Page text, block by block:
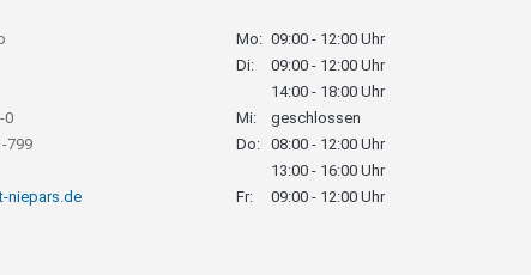
0
799
niepars.de
Mo: 09:00 - 12:00 Uhr
Di:
09:00 - 12:00 Uhr
14:00 - 18:00 Uhr
Mi:
geschlossen
Do: 08:00 - 12:00 Uhr
13:00 - 16:00 Uhr
Fr:
09:00 - 12:00 Uhr